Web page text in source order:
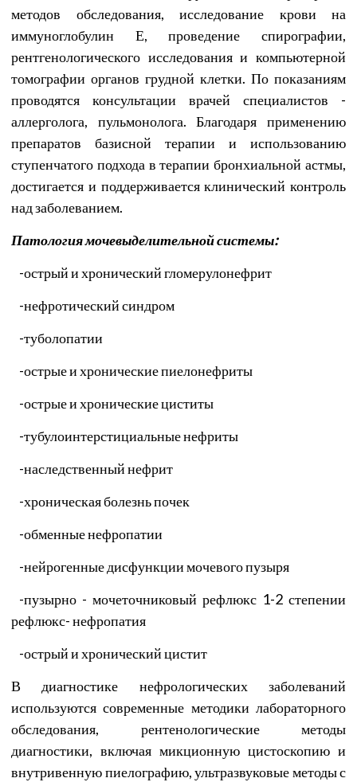
методов обследования, исследование крови на
иммуноглобулин Е, проведение спирографии,
рентгенологического исследования и компьютерной
томографии органов грудной клетки. По показаниям
проводятся консультации врачей специалистов -
аллерголога, пульмонолога. Благодаря применению
препаратов базисной терапии и использованию
ступенчатого подхода в терапии бронхиальной астмы,
достигается и поддерживается клинический контроль
над заболеванием.
Патология мочевыделительной системы:
-острый и хронический гломерулонефрит
-нефротический синдром
-туболопатии
-острые и хронические пиелонефриты
-острые и хронические циститы
-тубулоинтерстициальные нефриты
-наследственный нефрит
-хроническая болезнь почек
-обменные нефропатии
-нейрогенные дисфункции мочевого пузыря
-пузырно - мочеточниковый рефлюкс 1-2 степении
рефлюкс- нефропатия
-острый и хронический цистит
В диагностике нефрологических заболеваний
используются современные методики лабораторного
обследования, рентенологические методы
диагностики, включая микционную цистоскопию и
внутривенную пиелографию, ультразвуковые методы с